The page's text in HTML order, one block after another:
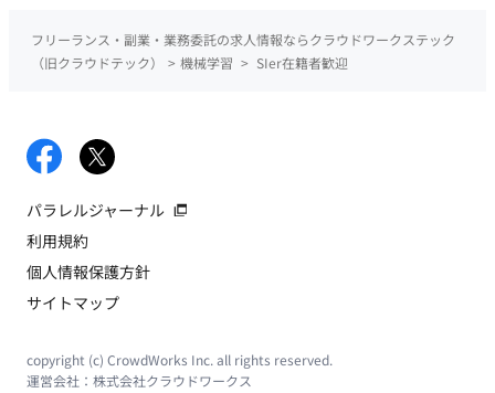
フリーランス・副業・業務委託の求人情報ならクラウドワークステック
（旧クラウドテック）
> 機械学習 > SIer在籍者歓迎
パラレルジャーナル
利用規約
個人情報保護方針
サイトマップ
copyright (c) CrowdWorks Inc. all rights reserved.
運営会社： 株式会社クラウドワークス